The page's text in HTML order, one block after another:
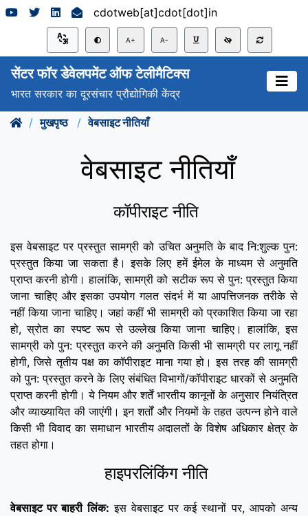
cdotweb[at]cdot[dot]in
A+ A-
सेंटर फॉर डेवेलपमेंट ऑफ टेलीमैटिक्स
भारत सरकार का दूरसंचार प्रौद्योगिकी केंद्र
मुखपृष्ठ वेबसाइट नीतियाँ
वेबसाइट नीतियाँ
कॉपीराइट नीति
इस वेबसाइट पर प्रस्तुत सामग्री को उचित अनुमति के बाद नि:शुल्क पुन:
प्रस्तुत किया जा सकता है। इसके लिए हमें ईमेल के माध्यम से अनुमति
प्राप्त करनी होगी। हालांकि, सामग्री को सटीक रूप से पुन: प्रस्तुत किया
जाना चाहिए और इसका उपयोग गलत संदर्भ में या आपत्तिजनक तरीके से
नहीं किया जाना चाहिए। जहां कहीं भी सामग्री को प्रकाशित किया जा रहा
हो, स्रोत का स्पष्ट रूप से उल्लेख किया जाना चाहिए। हालांकि, इस
सामग्री को पुन: प्रस्तुत करने की अनुमति किसी भी सामग्री पर लागू नहीं
होगी, जिसे तृतीय पक्ष का कॉपीराइट माना गया हो। इस तरह की सामग्री
को पुन: प्रस्तुत करने के लिए संबंधित विभागों/कॉपीराइट धारकों से अनुमति
प्राप्त करनी होगी। ये नियम और शर्तें भारतीय कानूनों के अनुसार नियंत्रित
और व्याख्यायित की जाएंगी। इन शर्तों और नियमों के तहत उत्पन्न होने वाले
किसी भी विवाद का समाधान भारतीय अदालतों के विशेष अधिकार क्षेत्र के
तहत होगा।
हाइपरलिंकिंग नीति
वेबसाइट पर बाहरी लिंक: इस वेबसाइट पर कई स्थानों पर, आपको अन्य